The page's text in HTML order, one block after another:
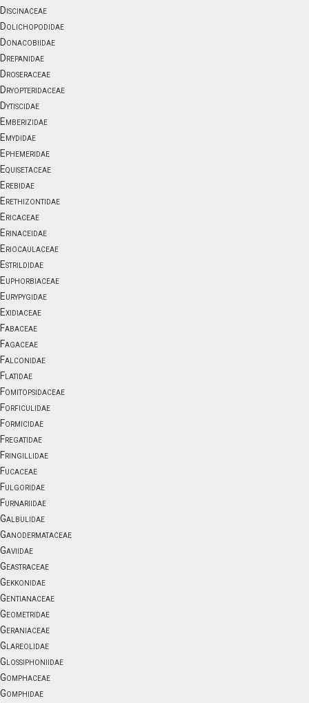
Discinaceae
Dolichopodidae
Donacobiidae
Drepanidae
Droseraceae
Dryopteridaceae
Dytiscidae
Emberizidae
Emydidae
Ephemeridae
Equisetaceae
Erebidae
Erethizontidae
Ericaceae
Erinaceidae
Eriocaulaceae
Estrildidae
Euphorbiaceae
Eurypygidae
Exidiaceae
Fabaceae
Fagaceae
Falconidae
Flatidae
Fomitopsidaceae
Forficulidae
Formicidae
Fregatidae
Fringillidae
Fucaceae
Fulgoridae
Furnariidae
Galbulidae
Ganodermataceae
Gaviidae
Geastraceae
Gekkonidae
Gentianaceae
Geometridae
Geraniaceae
Glareolidae
Glossiphoniidae
Gomphaceae
Gomphidae